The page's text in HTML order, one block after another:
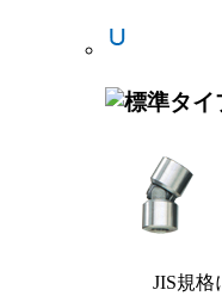
JIS規格